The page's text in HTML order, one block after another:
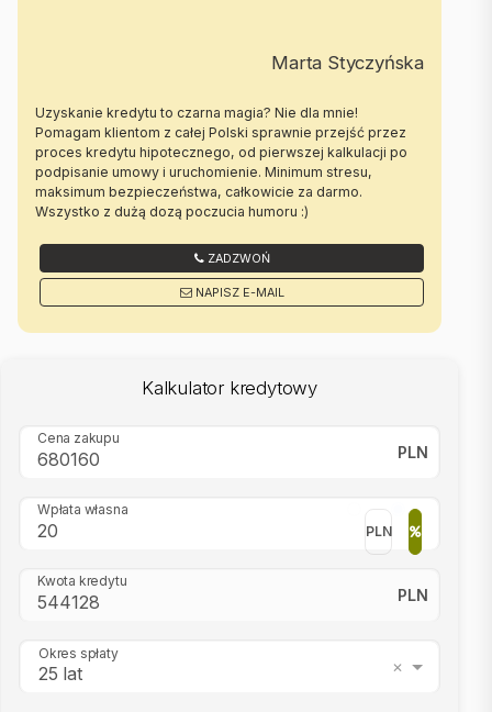
Marta Styczyńska
Uzyskanie kredytu to czarna magia? Nie dla mnie!
Pomagam klientom z całej Polski sprawnie przejść przez
proces kredytu hipotecznego, od pierwszej kalkulacji po
podpisanie umowy i uruchomienie. Minimum stresu,
maksimum bezpieczeństwa, całkowicie za darmo.
Wszystko z dużą dozą poczucia humoru :)
ZADZWOŃ
NAPISZ E-MAIL
Kalkulator kredytowy
Cena zakupu
PLN
Wpłata własna
PLN
Kwota kredytu
PLN
Okres spłaty
25 lat